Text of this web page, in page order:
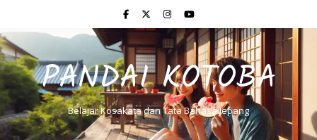
PANDAI KOTOBA
Belajar Kosakata dan Tata Bahasa Jepang